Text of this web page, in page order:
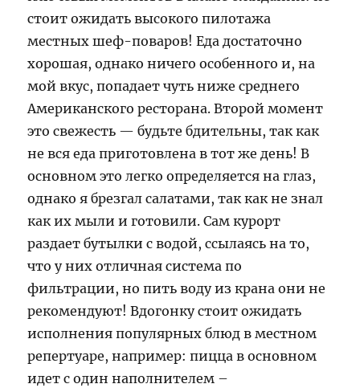
стоит ожидать высокого пилотажа
местных шеф-поваров! Еда достаточно
хорошая, однако ничего особенного и, на
мой вкус, попадает чуть ниже среднего
Американского ресторана. Второй момент
это свежесть — будьте бдительны, так как
не вся еда приготовлена в тот же день! В
основном это легко определяется на глаз,
однако я брезгал салатами, так как не знал
как их мыли и готовили. Сам курорт
раздает бутылки с водой, ссылаясь на то,
что у них отличная система по
фильтрации, но пить воду из крана они не
рекомендуют! Вдогонку стоит ожидать
исполнения популярных блюд в местном
репертуаре, например: пицца в основном
идет с один наполнителем –